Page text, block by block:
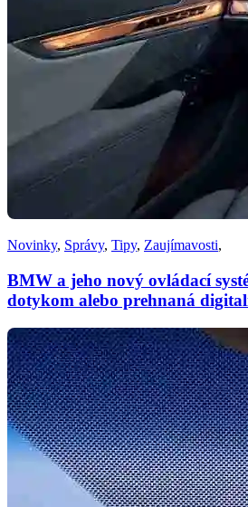
Novinky, Správy, Tipy, Zaujímavosti,
BMW a jeho nový ovládací
dotykom alebo prehnaná